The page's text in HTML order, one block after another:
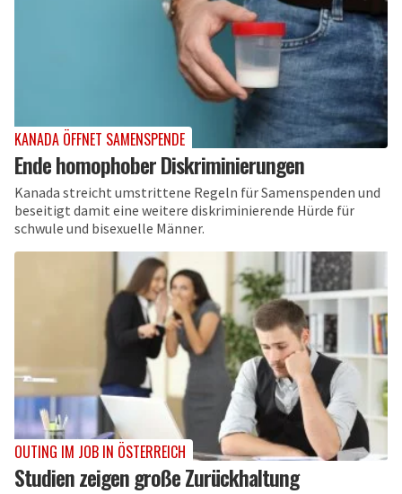
KANADA ÖFFNET SAMENSPENDE
Ende homophober Diskriminierungen
Kanada streicht umstrittene Regeln für Samenspenden und
beseitigt damit eine weitere diskriminierende Hürde für
schwule und bisexuelle Männer.
OUTING IM JOB IN ÖSTERREICH
Studien zeigen große Zurückhaltung